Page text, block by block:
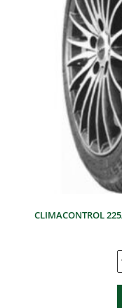
CLIMACONTROL